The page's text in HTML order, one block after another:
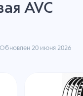
AVC
Обновлен 20 июня 2026